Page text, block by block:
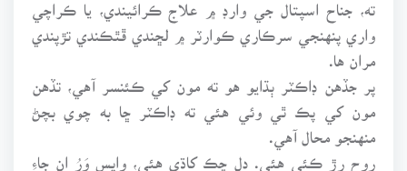
ته، جناح اسپتال جي وارڊ ۾ علاج ڪرائيندي، يا ڪراچي
واري پنهنجي سرڪاري ڪوارٽر ۾ لڇندي ڦٿڪندي تڙپندي
مران ها.
پر جڏهن ڊاڪٽر ٻڌايو هو ته مون کي ڪئنسر آهي، تڏهن
مون کي پڪ ٿي وئي هئي ته ڊاڪٽر ڇا به چوي بچڻ
منهنجو محال آهي.
روح رڙ ڪئي هئي. دل ڇڪ کاڌي هئي، واپس وَرُ ان جاءِ